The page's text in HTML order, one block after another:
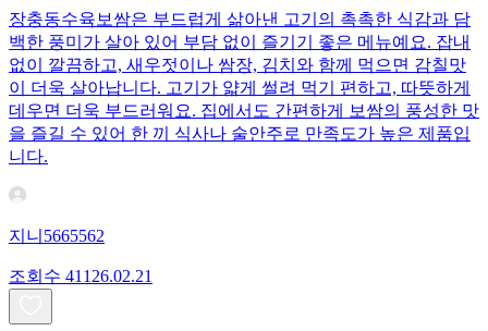
장충동수육보쌈은 부드럽게 삶아낸 고기의 촉촉한 식감과 담
백한 풍미가 살아 있어 부담 없이 즐기기 좋은 메뉴예요. 잡내
없이 깔끔하고, 새우젓이나 쌈장, 김치와 함께 먹으면 감칠맛
이 더욱 살아납니다. 고기가 얇게 썰려 먹기 편하고, 따뜻하게
데우면 더욱 부드러워요. 집에서도 간편하게 보쌈의 풍성한 맛
을 즐길 수 있어 한 끼 식사나 술안주로 만족도가 높은 제품입
니다.
지니5665562
조회수 411 26.02.21